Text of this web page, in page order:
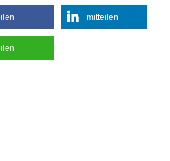
mitteilen